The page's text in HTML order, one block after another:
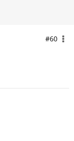
#60